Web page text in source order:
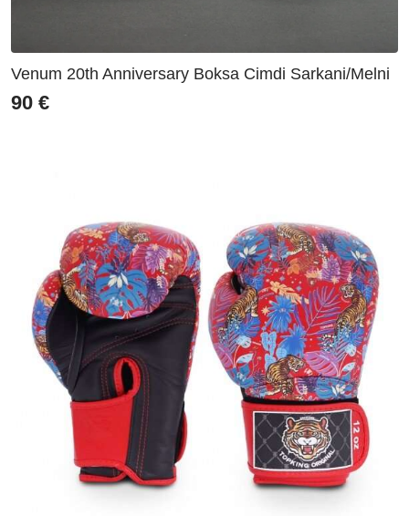
Venum 20th Anniversary Boksa Cimdi Sarkani/Melni
90 €